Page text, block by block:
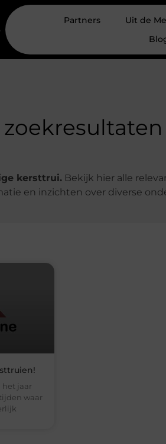
Partners Uit de
kersttrui. Bekijk hier alle
en inzichten over diverse
het jaar
waar